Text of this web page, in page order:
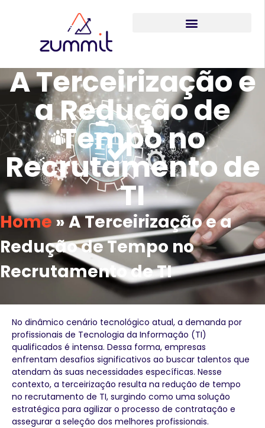
A Terceirização e
a Redução de
Tempo no
Recrutamento de
TI
Home»A Terceirização e a
Redução de Tempo no
Recrutamento de TI
No dinâmico cenário tecnológico atual, a demanda por
profissionais de Tecnologia da Informação (TI)
qualificados é intensa. Dessa forma, empresas
enfrentam desafios significativos ao buscar talentos que
atendam às suas necessidades específicas. Nesse
contexto, a terceirização resulta na redução de tempo
no recrutamento de TI, surgindo como uma solução
estratégica para agilizar o processo de contratação e
assegurar a seleção dos melhores profissionais.